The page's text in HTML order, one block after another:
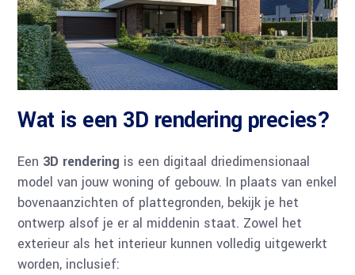
Wat is een 3D rendering precies?
Een 3D rendering is een digitaal driedimensionaal
model van jouw woning of gebouw. In plaats van enkel
bovenaanzichten of plattegronden, bekijk je het
ontwerp alsof je er al middenin staat. Zowel het
exterieur als het interieur kunnen volledig uitgewerkt
worden, inclusief: